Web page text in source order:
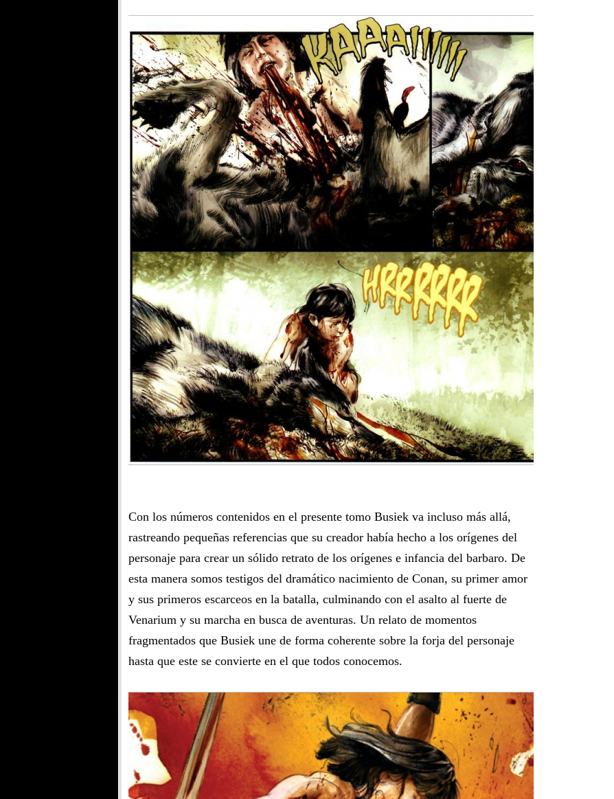
Con los números contenidos en el presente tomo Busiek va incluso más allá,
rastreando pequeñas referencias que su creador había hecho a los orígenes del
personaje para crear un sólido retrato de los orígenes e infancia del barbaro. De
esta manera somos testigos del dramático nacimiento de Conan, su primer amor
y sus primeros escarceos en la batalla, culminando con el asalto al fuerte de
Venarium y su marcha en busca de aventuras. Un relato de momentos
fragmentados que Busiek une de forma coherente sobre la forja del personaje
hasta que este se convierte en el que todos conocemos.